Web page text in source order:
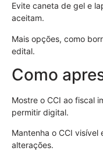
Evite caneta de gel e
aceitam.
Mais opções, como
edital.
Como
Mostre o CCI ao fiscal
permitir digital.
Mantenha o CCI visível
alterações.